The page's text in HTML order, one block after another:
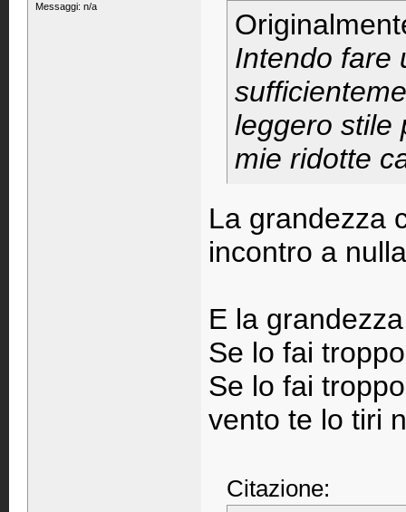
Messaggi: n/a
Intendo fare
leggero stile
mie ridotte
La grandezza
incontro a
E la
Se lo fai
Se lo fai
vento te lo tiri
Citazione: